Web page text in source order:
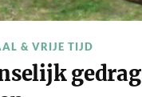
& VRIJE TIJD
gedrag